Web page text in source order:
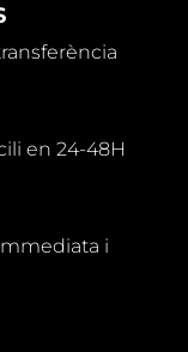
en 24-48H
i